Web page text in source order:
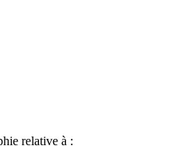
relative à :